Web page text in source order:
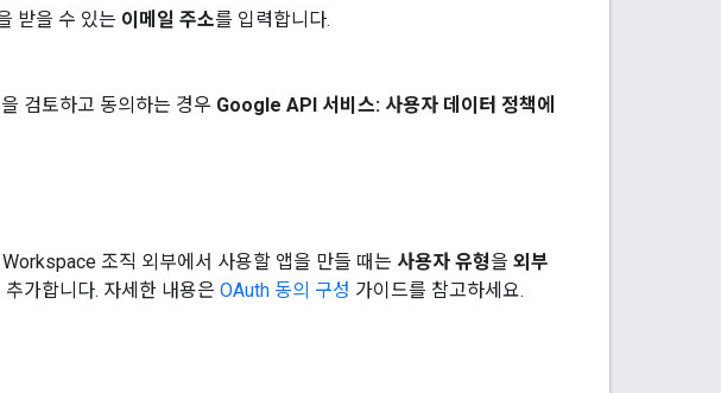
받을 수 있는 이메일 주소를 입력합니다.
을 검토하고 동의하는 경우 Google API 서비스: 사용자 데이터 정책에
조직 외부에서 사용할 앱을 만들 때는 사용자 유형을 외부
추가합니다. 자세한 내용은 OAuth 동의 구성 가이드를 참고하세요.